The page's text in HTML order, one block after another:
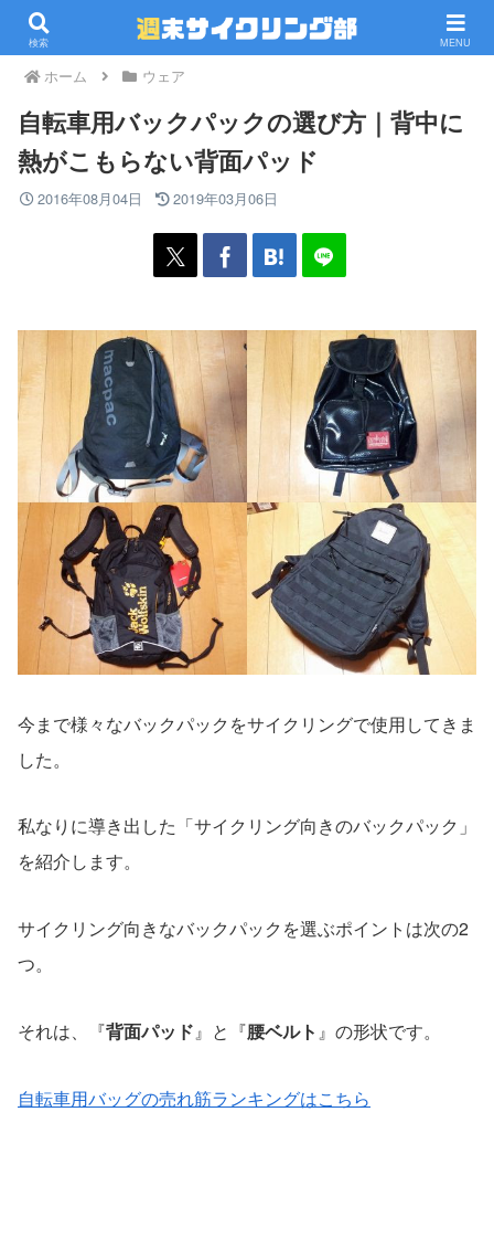
PR
ホーム ウェア
自転車用バックパックの選び方｜背中に
熱がこもらない背面パッド
2016年08月04日 2019年03月06日
今まで様々なバックパックをサイクリングで使用してきま
した。
私なりに導き出した「サイクリング向きのバックパック」
を紹介します。
サイクリング向きなバックパックを選ぶポイントは次の2
つ。
それは、『背面パッド』と『腰ベルト 』の形状です。
自転車用バッグの売れ筋ランキングはこちら
検索 MENU